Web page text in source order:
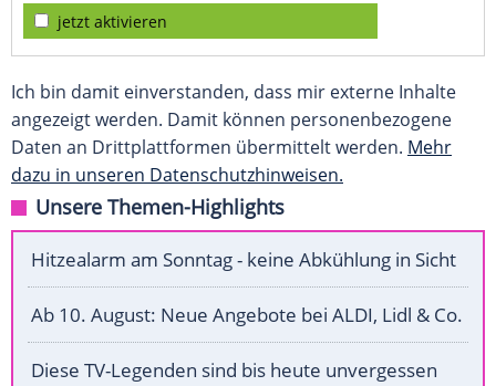
jetzt aktivieren
Ich bin damit einverstanden, dass mir externe Inhalte
angezeigt werden. Damit können personenbezogene
Daten an Drittplattformen übermittelt werden. Mehr
dazu in unseren Datenschutzhinweisen.
Unsere Themen-Highlights
Hitzealarm am Sonntag - keine Abkühlung in Sicht
Ab 10. August: Neue Angebote bei ALDI, Lidl & Co.
Diese TV-Legenden sind bis heute unvergessen